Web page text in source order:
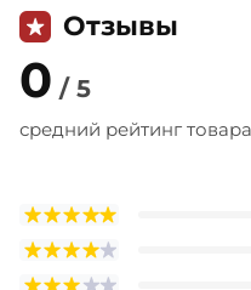
Отзывы
0 / 5
средний рейтинг товара